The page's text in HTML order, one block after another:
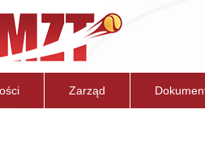
Zarząd